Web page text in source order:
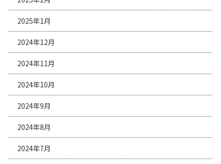
2025年1月
2024年12月
2024年11月
2024年10月
2024年9月
2024年8月
2024年7月